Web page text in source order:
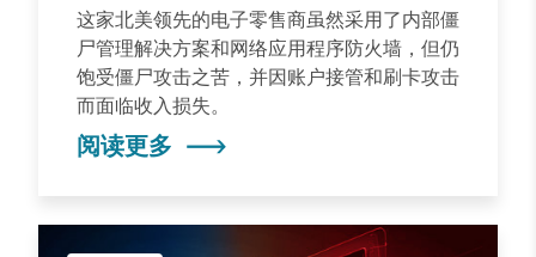
这家北美领先的电子零售商虽然采用了内部僵
尸管理解决方案和网络应用程序防火墙，但仍
饱受僵尸攻击之苦，并因账户接管和刷卡攻击
而面临收入损失。
阅读更多